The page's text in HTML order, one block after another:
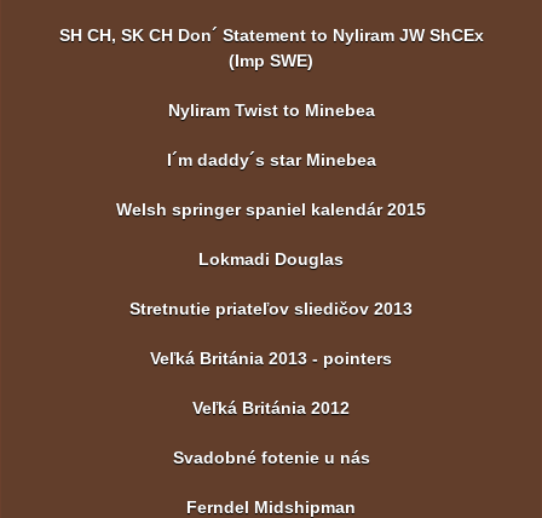
SH CH, SK CH Don´ Statement to Nyliram JW ShCEx
(Imp SWE)
Nyliram Twist to Minebea
I´m daddy´s star Minebea
Welsh springer spaniel kalendár 2015
Lokmadi Douglas
Stretnutie priateľov sliedičov 2013
Veľká Británia 2013 - pointers
Veľká Británia 2012
Svadobné fotenie u nás
Ferndel Midshipman